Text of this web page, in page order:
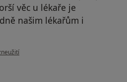
věc u lékaře je
našim lékařům i
uživatele Váš účet byl odstraněn